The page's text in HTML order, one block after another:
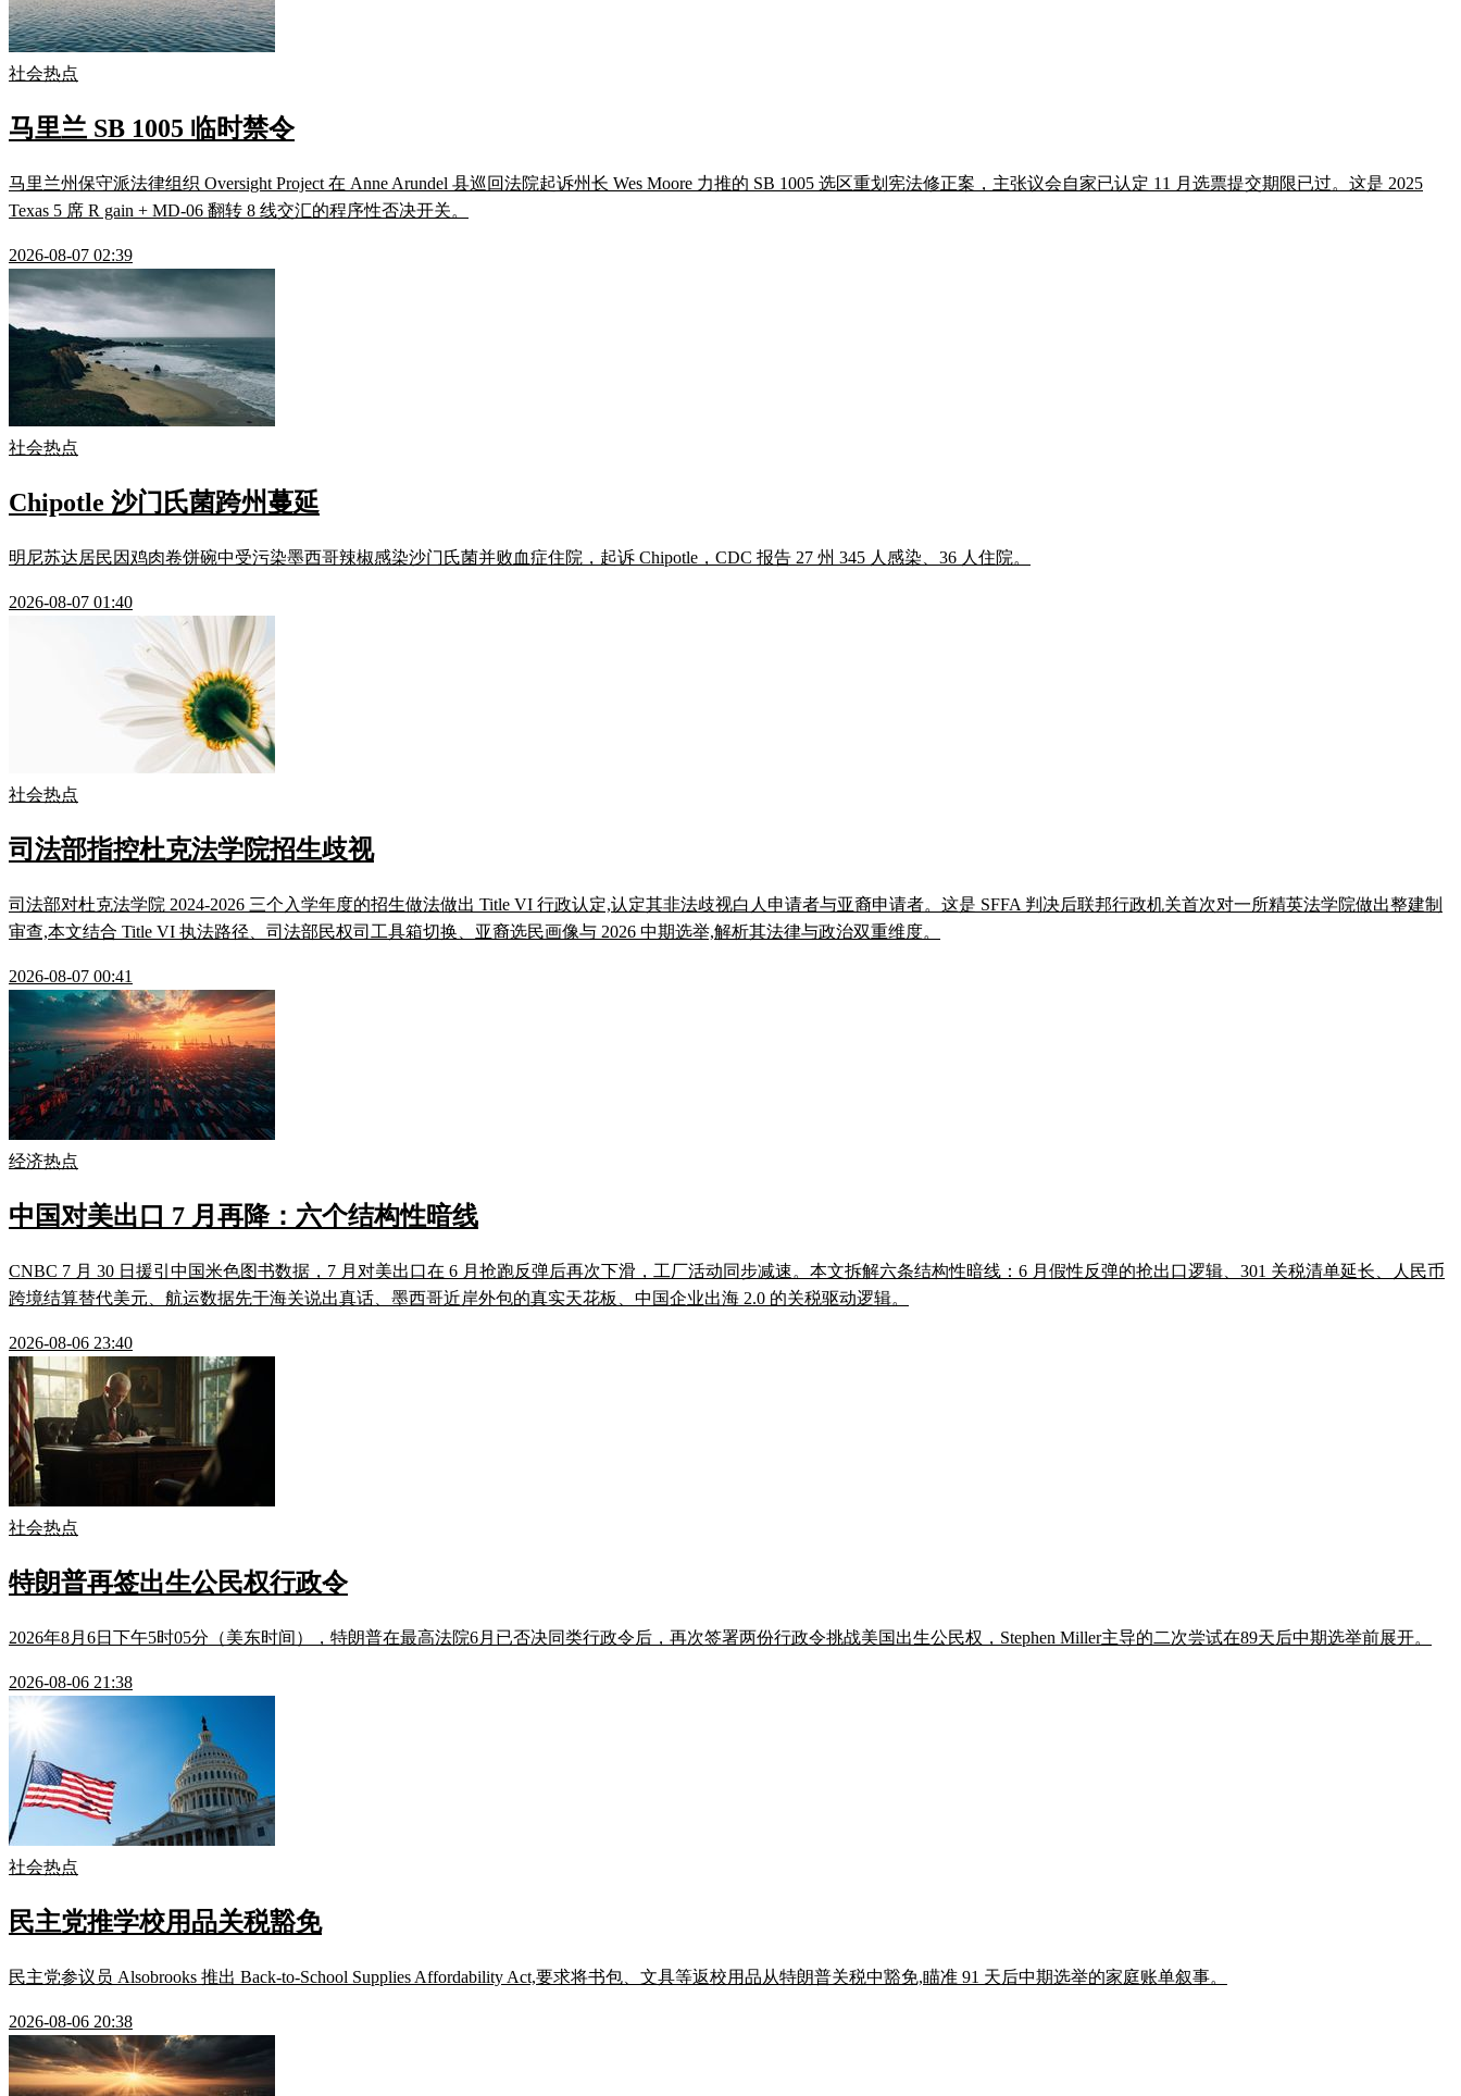
社会热点
马里兰 SB 1005 临时禁令
马里兰州保守派法律组织 Oversight Project 在 Anne Arundel 县巡回法院起诉州长 Wes Moore 力推的 SB 1005 选区重划宪法修正案，主张议会自家已认定 11 月选票提交期限已过。这是 2025
Texas 5 席 R gain + MD-06 翻转 8 线交汇的程序性否决开关。
2026-08-07 02:39
社会热点
Chipotle 沙门氏菌跨州蔓延
明尼苏达居民因鸡肉卷饼碗中受污染墨西哥辣椒感染沙门氏菌并败血症住院，起诉 Chipotle，CDC 报告 27 州 345 人感染、36 人住院。
2026-08-07 01:40
社会热点
司法部指控杜克法学院招生歧视
司法部对杜克法学院 2024-2026 三个入学年度的招生做法做出 Title VI 行政认定,认定其非法歧视白人申请者与亚裔申请者。这是 SFFA 判决后联邦行政机关首次对一所精英法学院做出整建制
审查,本文结合 Title VI 执法路径、司法部民权司工具箱切换、亚裔选民画像与 2026 中期选举,解析其法律与政治双重维度。
2026-08-07 00:41
经济热点
中国对美出口 7 月再降：六个结构性暗线
CNBC 7 月 30 日援引中国米色图书数据，7 月对美出口在 6 月抢跑反弹后再次下滑，工厂活动同步减速。本文拆解六条结构性暗线：6 月假性反弹的抢出口逻辑、301 关税清单延长、人民币
跨境结算替代美元、航运数据先于海关说出真话、墨西哥近岸外包的真实天花板、中国企业出海 2.0 的关税驱动逻辑。
2026-08-06 23:40
社会热点
特朗普再签出生公民权行政令
2026年8月6日下午5时05分（美东时间），特朗普在最高法院6月已否决同类行政令后，再次签署两份行政令挑战美国出生公民权，Stephen Miller主导的二次尝试在89天后中期选举前展开。
2026-08-06 21:38
社会热点
民主党推学校用品关税豁免
民主党参议员 Alsobrooks 推出 Back-to-School Supplies Affordability Act,要求将书包、文具等返校用品从特朗普关税中豁免,瞄准 91 天后中期选举的家庭账单叙事。
2026-08-06 20:38